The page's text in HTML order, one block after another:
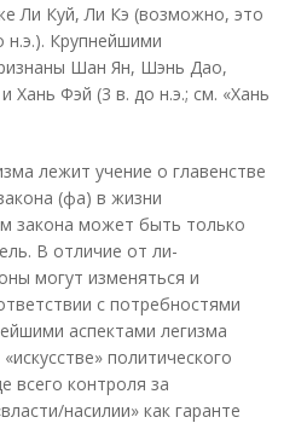
Ли Куй, Ли Кэ (возможно, это
Крупнейшими
Шан Ян, Шэнь Дао,
Хань Фэй (3 в. до н.э.; см. «Хань
лежит учение о главенстве
(фа) в жизни
закона может быть только
В отличие от ли-
могут изменяться и
с потребностями
аспектами легизма
политического
всего контроля за
насилии» как гаранте